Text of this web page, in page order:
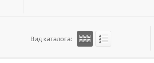
Вид каталога: